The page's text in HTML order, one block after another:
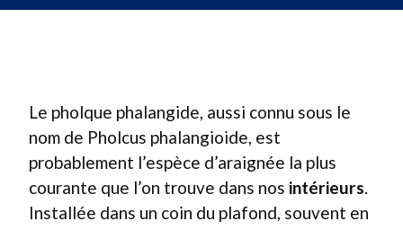
Le pholque phalangide, aussi connu sous le
nom de Pholcus phalangioide, est
probablement l’espèce d’araignée la plus
courante que l’on trouve dans nos intérieurs.
Installée dans un coin du plafond, souvent en